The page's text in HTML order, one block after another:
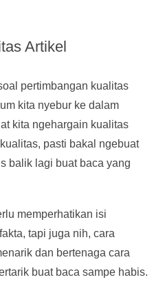
Artikel
pertimbangan kualitas
kita nyebur ke dalam
kita ngehargain kualitas
pasti bakal ngebuat
balik lagi buat baca yang
memperhatikan isi
tapi juga nih, cara
dan bertenaga cara
buat baca sampe habis.